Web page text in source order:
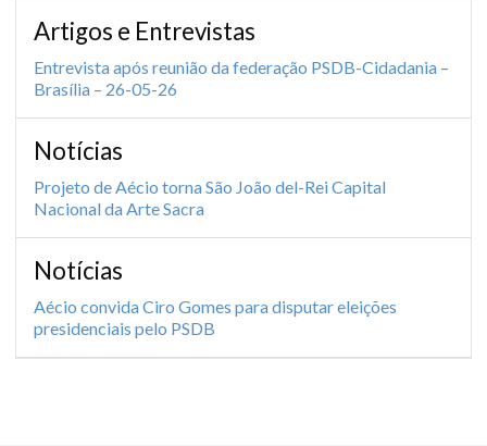
Artigos e Entrevistas
Entrevista após reunião da federação PSDB-Cidadania –
Brasília – 26-05-26
Notícias
Projeto de Aécio torna São João del-Rei Capital
Nacional da Arte Sacra
Notícias
Aécio convida Ciro Gomes para disputar eleições
presidenciais pelo PSDB